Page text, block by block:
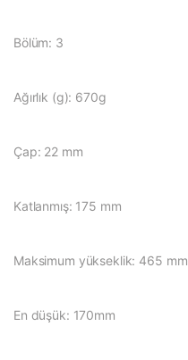
Bölüm: 3
Ağırlık (g): 670g
Çap: 22 mm
Katlanmış: 175 mm
Maksimum yükseklik: 465 mm
En düşük: 170mm